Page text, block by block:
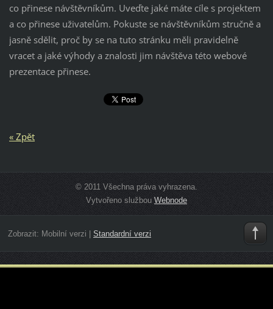
co přinese návštěvníkům. Uveďte jaké máte cíle s projektem
a co přinese uživatelům. Pokuste se návštěvníkům stručně a
jasně sdělit, proč by se na tuto stránku měli pravidelně
vracet a jaké výhody a znalosti jim návštěva této webové
prezentace přinese.
« Zpět
© 2011 Všechna práva vyhrazena.
Vytvořeno službouWebnode
Zobrazit: Mobilní verzi Standardní verzi